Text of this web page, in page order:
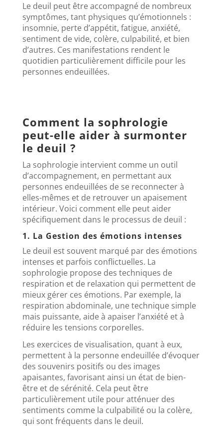
Le deuil peut être accompagné de nombreux
symptômes, tant physiques qu’émotionnels :
insomnie, perte d’appétit, fatigue, anxiété,
sentiment de vide, colère, culpabilité, et bien
d’autres. Ces manifestations rendent le
quotidien particulièrement difficile pour les
personnes endeuillées.
Comment la sophrologie
peut-elle aider à surmonter
le deuil ?
La sophrologie intervient comme un outil
d’accompagnement, en permettant aux
personnes endeuillées de se reconnecter à
elles-mêmes et de retrouver un apaisement
intérieur. Voici comment elle peut aider
spécifiquement dans le processus de deuil :
1. La Gestion des émotions intenses
Le deuil est souvent marqué par des émotions
intenses et parfois conflictuelles. La
sophrologie propose des techniques de
respiration et de relaxation qui permettent de
mieux gérer ces émotions. Par exemple, la
respiration abdominale, une technique simple
mais puissante, aide à apaiser l’anxiété et à
réduire les tensions corporelles.
Les exercices de visualisation, quant à eux,
permettent à la personne endeuillée d’évoquer
des souvenirs positifs ou des images
apaisantes, favorisant ainsi un état de bien-
être et de sérénité. Cela peut être
particulièrement utile pour atténuer des
sentiments comme la culpabilité ou la colère,
qui sont fréquents dans le deuil.